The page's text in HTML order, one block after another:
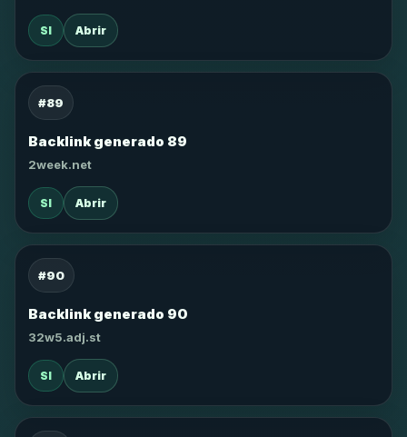
SI Abrir
#89
Backlink generado 89
2week.net
SI Abrir
#90
Backlink generado 90
32w5.adj.st
SI Abrir